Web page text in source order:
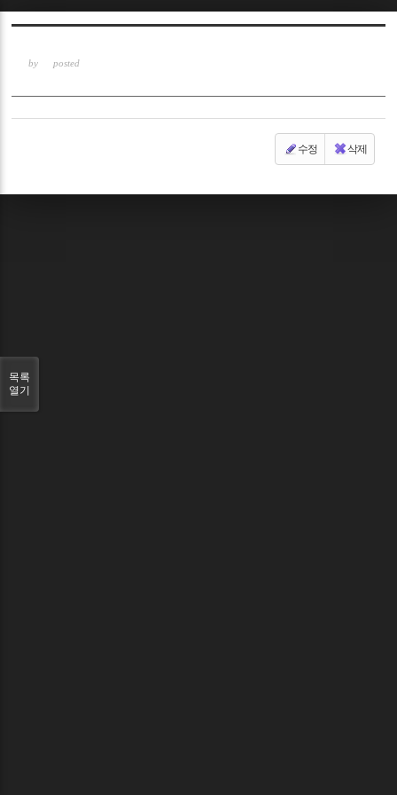
by posted
수정 삭제
목록
열기
Sketchbook5, 스케치북5
Sketchbook5, 스케치북5